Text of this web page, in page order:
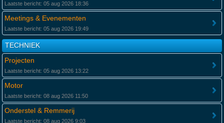
Laatste bericht: 05 aug 2026 18:36
Meetings & Evenementen
Laatste bericht: 05 aug 2026 19:49
TECHNIEK
Projecten
Laatste bericht: 05 aug 2026 13:22
Motor
Laatste bericht: 08 aug 2026 11:50
Onderstel & Remmerij
Laatste bericht: 08 aug 2026 9:03